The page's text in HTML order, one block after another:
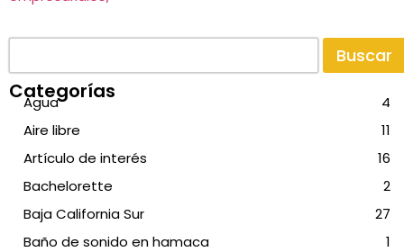
Buscar
Categorías
Agua
4
Aire libre
11
Artículo de interés
16
Bachelorette
2
Baja California Sur
27
Baño de sonido en hamaca
1